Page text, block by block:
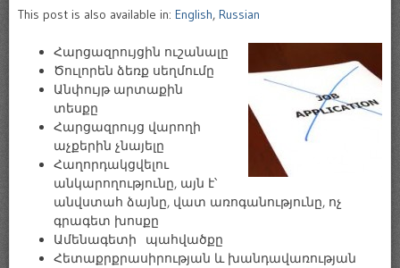
This post is also available in: English, Russian
Հարցազրույցին ուշանալը
Ծուլորեն ձեռք սեղմումը
Անփույթ արտաքին
տեսքը
Հարցազրույց վարողի
աչքերին չնայելը
Հաղորդակցվելու
անկարողությունը, այն է՝
անվստահ ձայնը, վատ առոգանությունը, ոչ
գրագետ խոսքը
Ամենագետի պահվածքը
Հետաքրքրասիրության և խանդավառության